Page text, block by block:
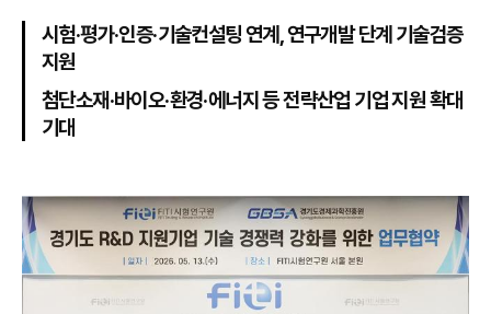
기
시험·평가·인증·기술컨설팅 연계, 연구개발 단계 기술검증
지원
첨단소재·바이오·환경·에너지 등 전략산업 기업 지원 확대
기대